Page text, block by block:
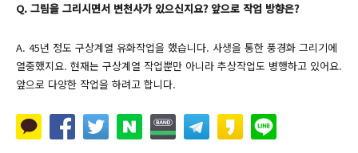
Q. 그림을 그리시면서 변천사가 있으신지요? 앞으로 작업 방향은?
A. 45년 정도 구상계열 유화작업을 했습니다. 사생을 통한 풍경화 그리기에
열중했지요. 현재는 구상계열 작업뿐만 아니라 추상작업도 병행하고 있어요.
앞으로 다양한 작업을 하려고 합니다.